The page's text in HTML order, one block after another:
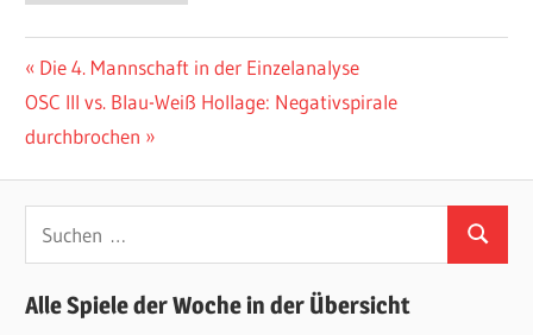
Beitragsnavigation
Vorheriger
Beitrag:
Die 4. Mannschaft in der Einzelanalyse
Nächster
Beitrag:
OSC III vs. Blau-Weiß Hollage: Negativspirale
durchbrochen
Suchen
Alle Spiele der Woche in der Übersicht